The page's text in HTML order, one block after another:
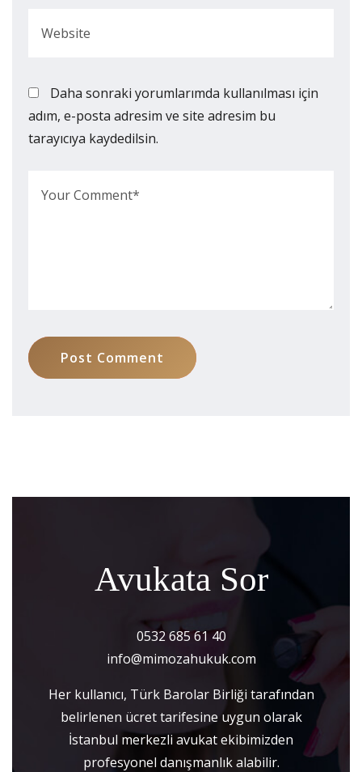
Daha sonraki yorumlarımda kullanılması için
adım, e-posta adresim ve site adresim bu
tarayıcıya kaydedilsin.
Post Comment
Avukata Sor
0532 685 61 40
info@mimozahukuk.com
Her kullanıcı, Türk Barolar Birliği tarafından
belirlenen ücret tarifesine uygun olarak
İstanbul merkezli avukat ekibimizden
profesyonel danışmanlık alabilir.